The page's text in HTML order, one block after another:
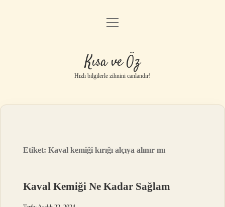
Anasayfa
Gizlilik Politikası
Yasal Uyarı
menüyü
Kısa ve Öz
Hızlı bilgilerle zihnini canlandır!
Etiket:Kaval kemiği kırığı alçıya alınır mı
Kaval Kemiği Ne Kadar Sağlam